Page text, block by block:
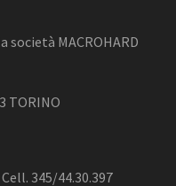
società MACROHARD
TORINO
345/44.30.397